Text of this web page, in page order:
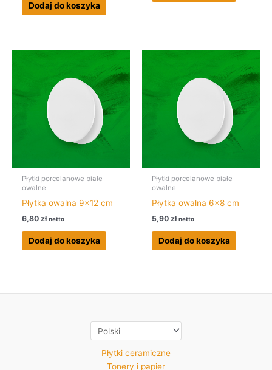
Dodaj do koszyka
Płytki porcelanowe białe
owalne
Płytka owalna 9×12 cm
6,80zł netto
Dodaj do koszyka
Płytki porcelanowe białe
owalne
Płytka owalna 6×8 cm
5,90zł netto
Dodaj do koszyka
Płytki ceramiczne
Tonery i papier